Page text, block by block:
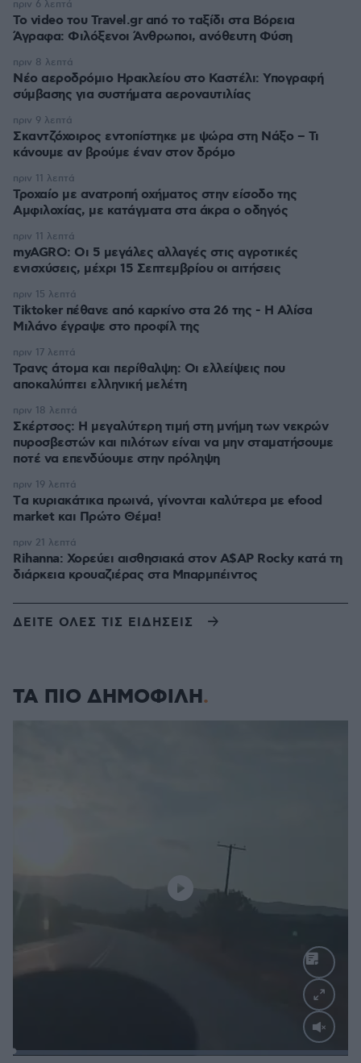
To video του Travel.gr από το ταξίδι στα Βόρεια
Άγραφα: Φιλόξενοι Άνθρωποι, ανόθευτη Φύση
πριν 6 λεπτά
Νέο αεροδρόμιο Ηρακλείου στο Καστέλι: Υπογραφή
σύμβασης για συστήματα αεροναυτιλίας
πριν 8 λεπτά
Σκαντζόχοιρος εντοπίστηκε με ψώρα στη Νάξο – Τι
κάνουμε αν βρούμε έναν στον δρόμο
πριν 9 λεπτά
Τροχαίο με ανατροπή οχήματος στην είσοδο της
Αμφιλοχίας, με κατάγματα στα άκρα ο οδηγός
πριν 11 λεπτά
myAGRO: Οι 5 μεγάλες αλλαγές στις αγροτικές
ενισχύσεις, μέχρι 15 Σεπτεμβρίου οι αιτήσεις
πριν 11 λεπτά
Tiktoker πέθανε από καρκίνο στα 26 της - Η Αλίσα
Μιλάνο έγραψε στο προφίλ της
πριν 15 λεπτά
Τρανς άτομα και περίθαλψη: Οι ελλείψεις που
αποκαλύπτει ελληνική μελέτη
πριν 17 λεπτά
Σκέρτσος: Η μεγαλύτερη τιμή στη μνήμη των νεκρών
πυροσβεστών και πιλότων είναι να μην σταματήσουμε
ποτέ να επενδύουμε στην πρόληψη
πριν 18 λεπτά
Tα κυριακάτικα πρωινά, γίνονται καλύτερα με efood
market και Πρώτο Θέμα!
πριν 19 λεπτά
Rihanna: Χορεύει αισθησιακά στον A$AP Rocky κατά τη
διάρκεια κρουαζιέρας στα Μπαρμπέιντος
πριν 21 λεπτά
ΔΕΙΤΕ ΟΛΕΣ ΤΙΣ ΕΙΔΗΣΕΙΣ
ΤΑ ΠΙΟ ΔΗΜΟΦΙΛΗ
Loaded: